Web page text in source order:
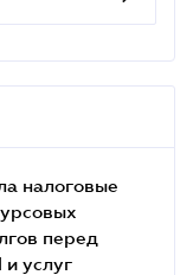
налоговые
перед
услуг